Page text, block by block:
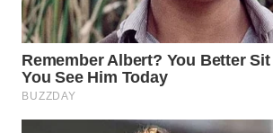
KUNINGAN
WN
MAJALENGKA
WN